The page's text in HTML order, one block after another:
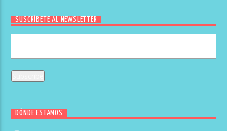
SUSCRÍBETE AL NEWSLETTER
DÓNDE ESTAMOS